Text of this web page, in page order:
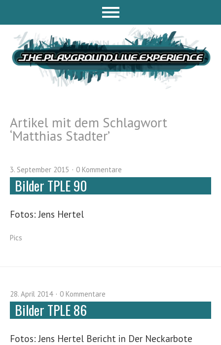
Artikel mit dem Schlagwort
‘Matthias Stadter’
3. September 2015 0 Kommentare
Bilder TPLE 90
Fotos: Jens Hertel
Pics
28. April 2014 0 Kommentare
Bilder TPLE 86
Fotos: Jens Hertel Bericht in Der Neckarbote